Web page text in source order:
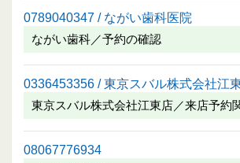
0789040347 / ながい歯科医院
ながい歯科／予約の確認
0336453356 / 東京スバル株式会社江
東京スバル株式会社江東店／来店予約
08067776934